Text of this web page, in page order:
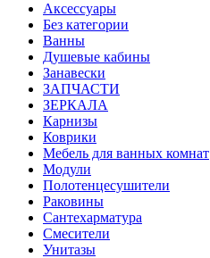
Аксессуары
Без категории
Ванны
Душевые кабины
Занавески
ЗАПЧАСТИ
ЗЕРКАЛА
Карнизы
Коврики
Мебель для ванных комнат
Модули
Полотенцесушители
Раковины
Сантехарматура
Смесители
Унитазы